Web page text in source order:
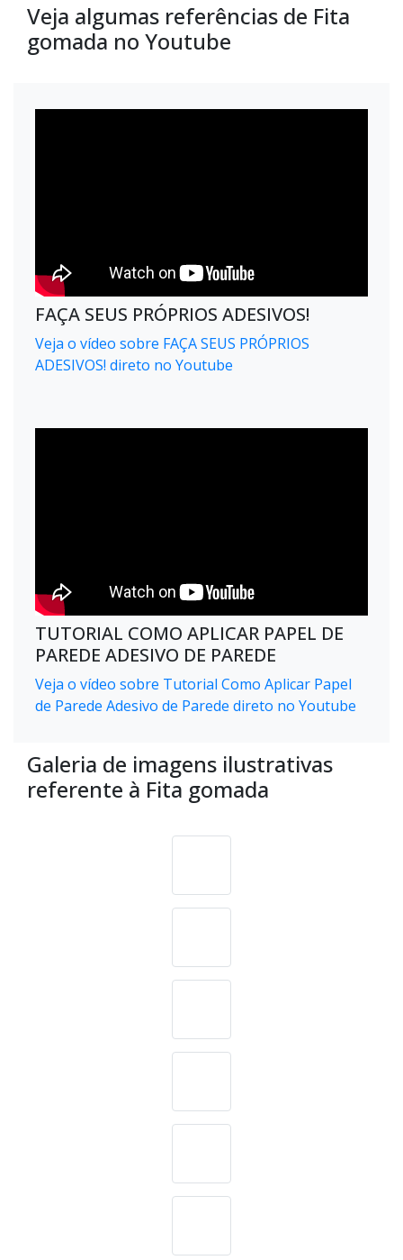
Veja algumas referências de Fita
gomada no Youtube
FAÇA SEUS PRÓPRIOS ADESIVOS!
Veja o vídeo sobre FAÇA SEUS PRÓPRIOS
ADESIVOS! direto no Youtube
TUTORIAL COMO APLICAR PAPEL DE
PAREDE ADESIVO DE PAREDE
Veja o vídeo sobre Tutorial Como Aplicar Papel
de Parede Adesivo de Parede direto no Youtube
Galeria de imagens ilustrativas
referente à Fita gomada